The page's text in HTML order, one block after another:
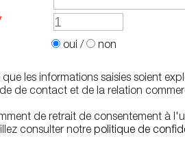
oui / non
les informations saisies soient
de contact et de la relation
de retrait de consentement à
consulter notre politique de